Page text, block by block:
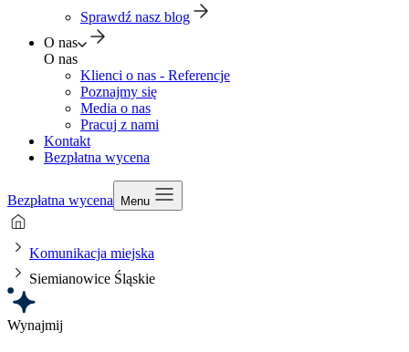
Sprawdź nasz blog
O nas
O nas
Klienci o nas - Referencje
Poznajmy się
Media o nas
Pracuj z nami
Kontakt
Bezpłatna wycena
Bezpłatna wycena Menu
Komunikacja miejska
Siemianowice Śląskie
Wynajmij